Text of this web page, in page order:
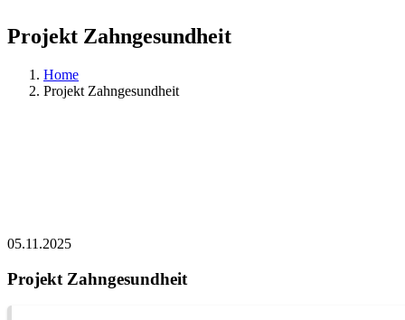
Projekt Zahngesundheit
Home
Projekt Zahngesundheit
05.11.2025
Projekt Zahngesundheit